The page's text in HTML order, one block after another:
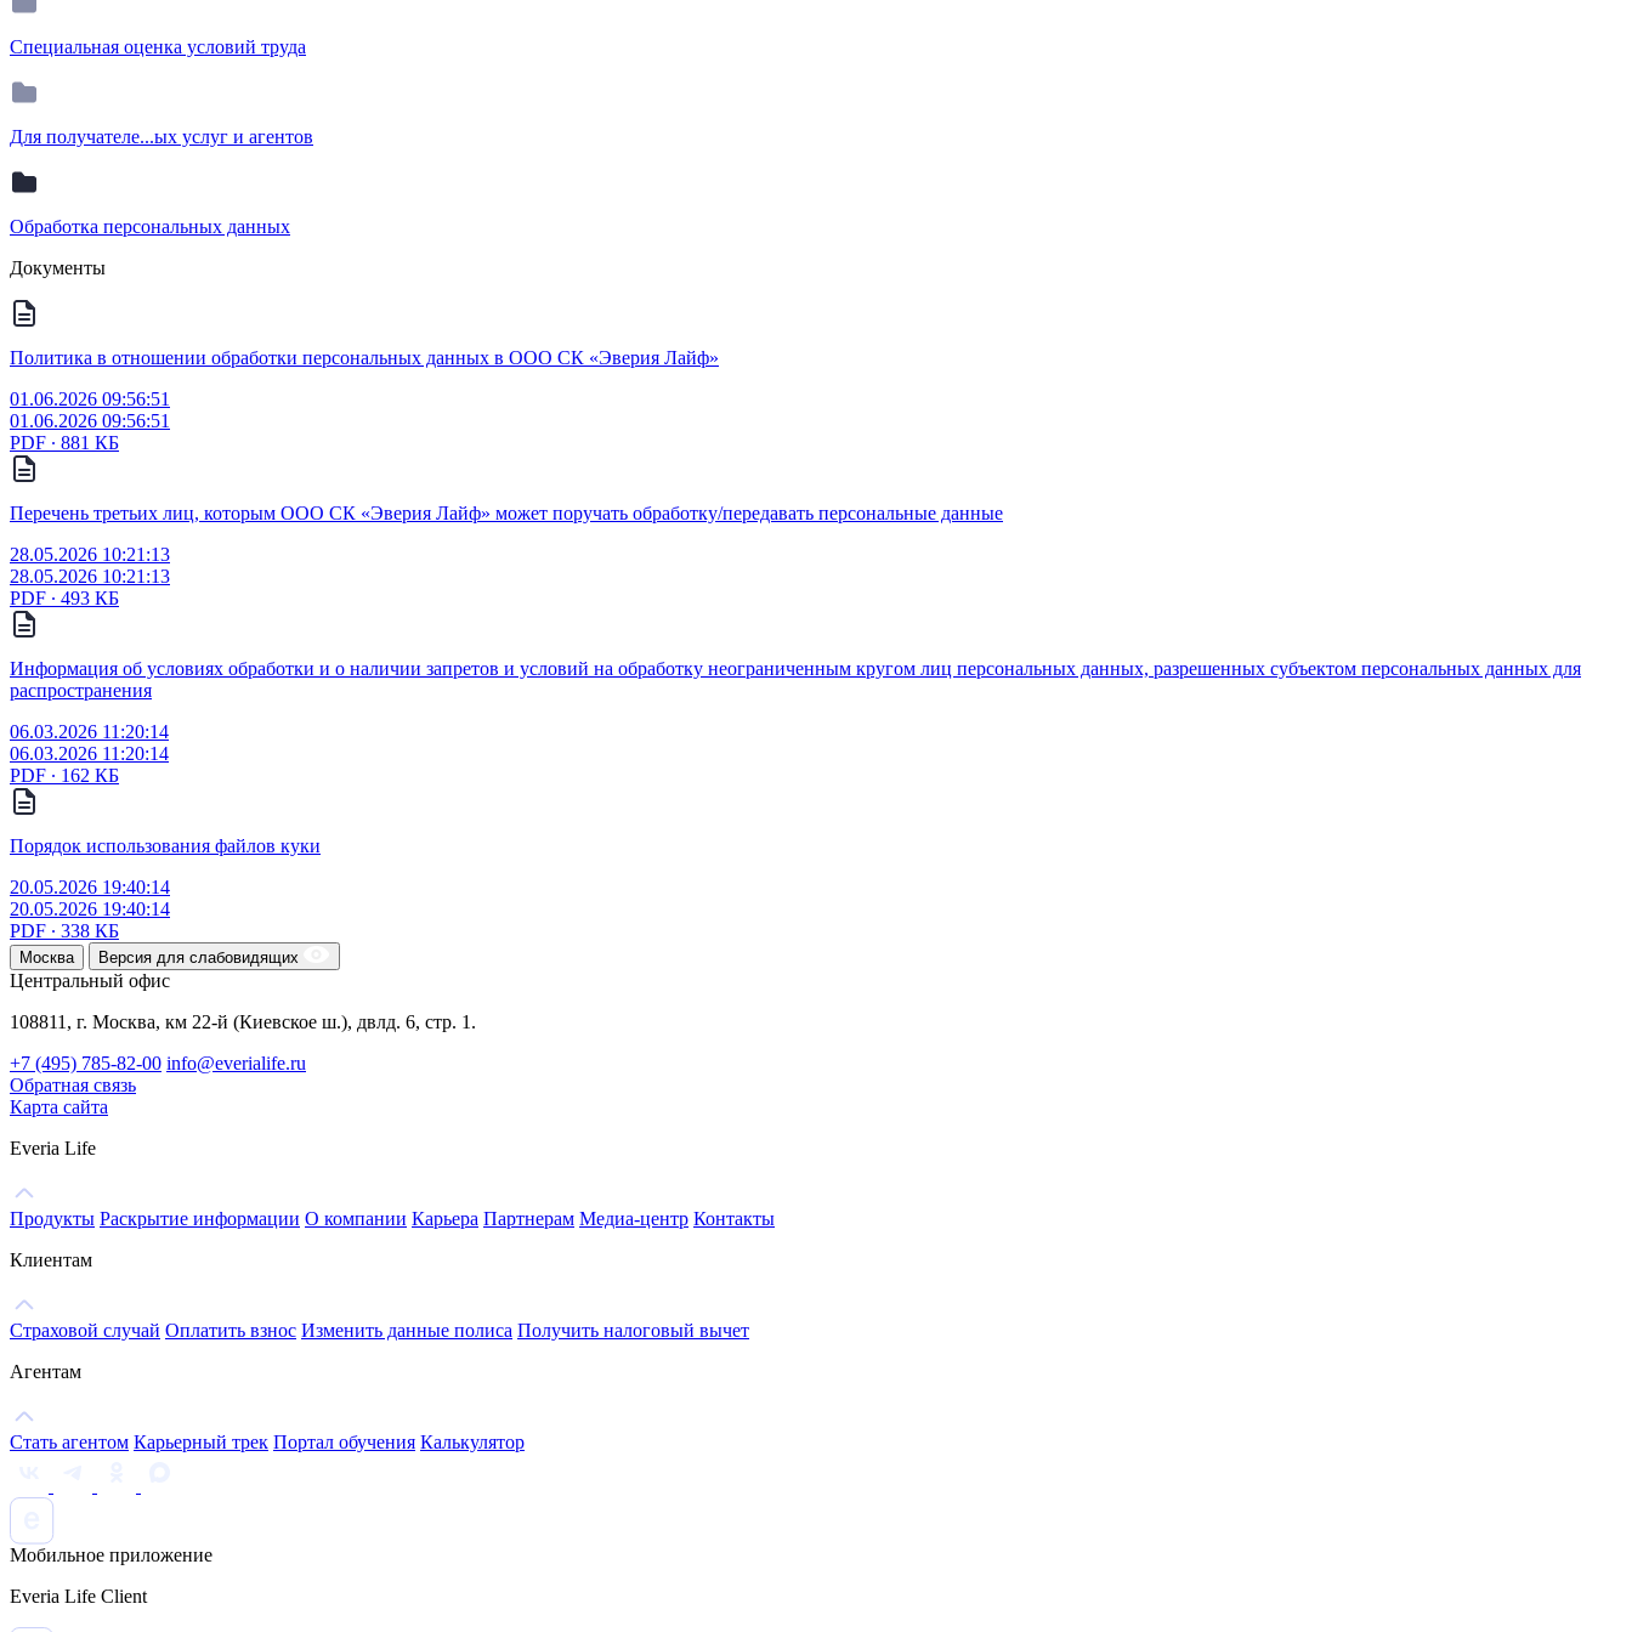
Специальная оценка условий труда
Для получателе...ых услуг и агентов
Обработка персональных данных
Документы
Политика в отношении обработки персональных данных в ООО СК «Эверия Лайф»
01.06.2026 09:56:51
01.06.2026 09:56:51
PDF ∙ 881 КБ
Перечень третьих лиц, которым ООО СК «Эверия Лайф» может поручать обработку/передавать персональные данные
28.05.2026 10:21:13
28.05.2026 10:21:13
PDF ∙ 493 КБ
Информация об условиях обработки и о наличии запретов и условий на обработку неограниченным кругом лиц персональных данных, разрешенных субъектом персональных данных для
распространения
06.03.2026 11:20:14
06.03.2026 11:20:14
PDF ∙ 162 КБ
Порядок использования файлов куки
20.05.2026 19:40:14
20.05.2026 19:40:14
PDF ∙ 338 КБ
Москва Версия для слабовидящих
Центральный офис
108811, г. Москва, км 22-й (Киевское ш.), двлд. 6, стр. 1.
+7 (495) 785-82-00 info@everialife.ru
Обратная связь
Карта сайта
Everia Life
Продукты Раскрытие информации О компании Карьера Партнерам Медиа-центр Контакты
Клиентам
Страховой случай Оплатить взнос Изменить данные полиса Получить налоговый вычет
Агентам
Стать агентом Карьерный трек Портал обучения Калькулятор
Мобильное приложение
Everia Life Client